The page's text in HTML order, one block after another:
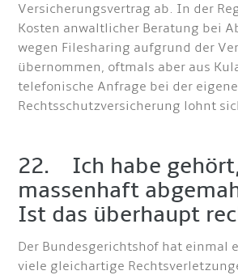
Versicherungsvertrag ab. In der
Kosten anwaltlicher Beratung bei
wegen Filesharing aufgrund der
übernommen, oftmals aber aus
telefonische Anfrage bei der
Rechtsschutzversicherung lohnt
22. Ich habe
massenhaft
Ist das überhaupt
Der Bundesgerichtshof hat einmal
viele gleichartige